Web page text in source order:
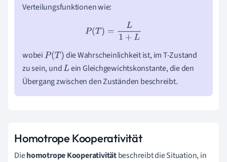
Verteilungsfunktionen wie:
P(T)= L1+L
wobeiP(T)
die Wahrscheinlichkeit ist, im T-Zustand
zu sein, undL ein Gleichgewichtskonstante, die den
Übergang zwischen den Zuständen beschreibt.
Homotrope Kooperativität
Diehomotrope Kooperativitätbeschreibt die Situation, in